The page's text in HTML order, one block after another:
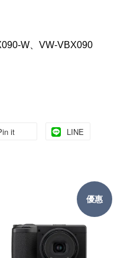
W、VW-VBX090
it LINE
優惠